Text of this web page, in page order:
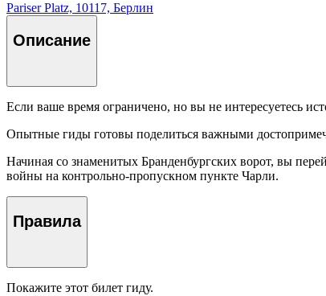
Pariser Platz, 10117, Берлин
Описание
Если ваше время ограничено, но вы не интересуетесь
Опытные гиды готовы поделиться важными
Начиная со знаменитых Бранденбургских ворот, вы
войны на контрольно-пропускном пункте Чарли.
Правила
Покажите этот билет гиду.